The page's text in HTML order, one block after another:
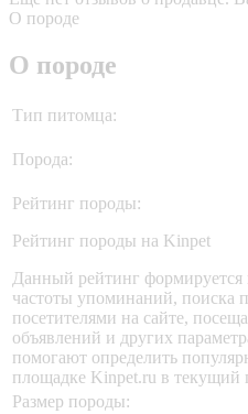
О породе
О породе
Тип питомца:
Порода:
Рейтинг породы:
Рейтинг породы на Kinpet
Данный рейтинг формируется
частоты упоминаний, поиска
посетителями на сайте,
объявлений и других
помогают определить
площадке Kinpet.ru в текущий
Размер породы: